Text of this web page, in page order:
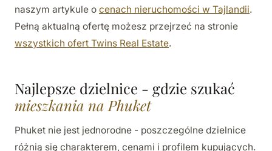
naszym artykule o cenach nieruchomości w Tajlandii.
Pełną aktualną ofertę możesz przejrzeć na stronie
wszystkich ofert Twins Real Estate.
Najlepsze dzielnice - gdzie szukać
mieszkania na Phuket
Phuket nie jest jednorodne - poszczególne dzielnice
różnią się charakterem, cenami i profilem kupujących.